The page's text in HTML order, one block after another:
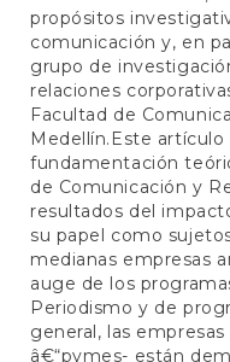
propósitos
comunicación y, en
grupo de
relaciones
Facultad de
Medellín.Este
fundamentación
de Comunicación y
resultados del
su papel como
medianas empresas
auge de los
Periodismo y de
general, las
â€“pymes- están